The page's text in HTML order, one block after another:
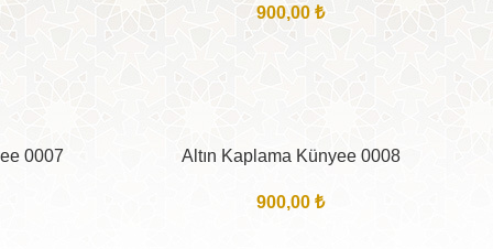
900,00₺
0007 Altın Kaplama Künyee 0008
900,00₺